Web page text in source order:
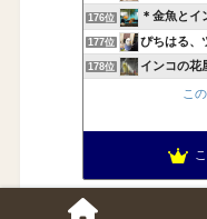
176位 ＊金魚とイ
177位 ぴちはる、
178位 インコの花
こ